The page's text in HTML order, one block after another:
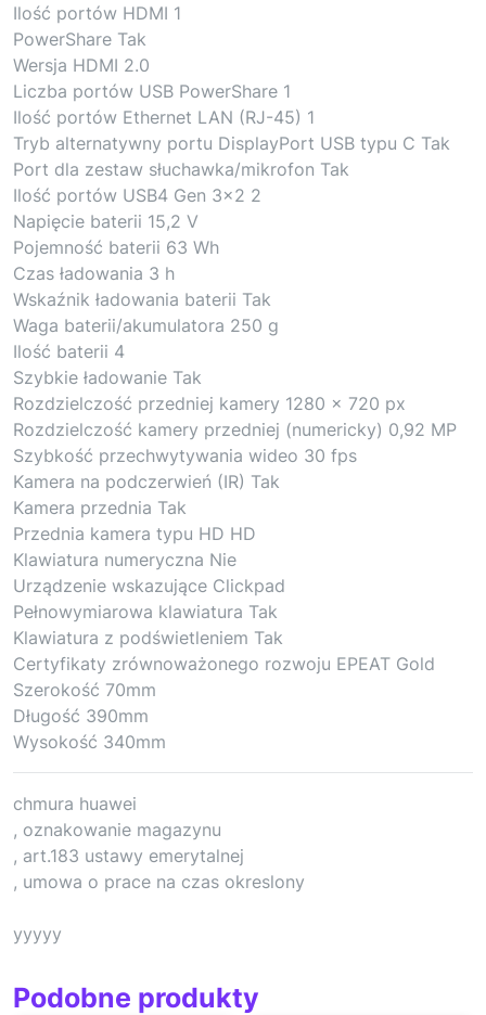
Ilość portów HDMI 1
PowerShare Tak
Wersja HDMI 2.0
Liczba portów USB PowerShare 1
Ilość portów Ethernet LAN (RJ-45) 1
Tryb alternatywny portu DisplayPort USB typu C Tak
Port dla zestaw słuchawka/mikrofon Tak
Ilość portów USB4 Gen 3×2 2
Napięcie baterii 15,2 V
Pojemność baterii 63 Wh
Czas ładowania 3 h
Wskaźnik ładowania baterii Tak
Waga baterii/akumulatora 250 g
Ilość baterii 4
Szybkie ładowanie Tak
Rozdzielczość przedniej kamery 1280 x 720 px
Rozdzielczość kamery przedniej (numericky) 0,92 MP
Szybkość przechwytywania wideo 30 fps
Kamera na podczerwień (IR) Tak
Kamera przednia Tak
Przednia kamera typu HD HD
Klawiatura numeryczna Nie
Urządzenie wskazujące Clickpad
Pełnowymiarowa klawiatura Tak
Klawiatura z podświetleniem Tak
Certyfikaty zrównoważonego rozwoju EPEAT Gold
Szerokość 70mm
Długość 390mm
Wysokość 340mm
chmura huawei
, oznakowanie magazynu
, art.183 ustawy emerytalnej
, umowa o prace na czas okreslony
yyyyy
Podobne produkty